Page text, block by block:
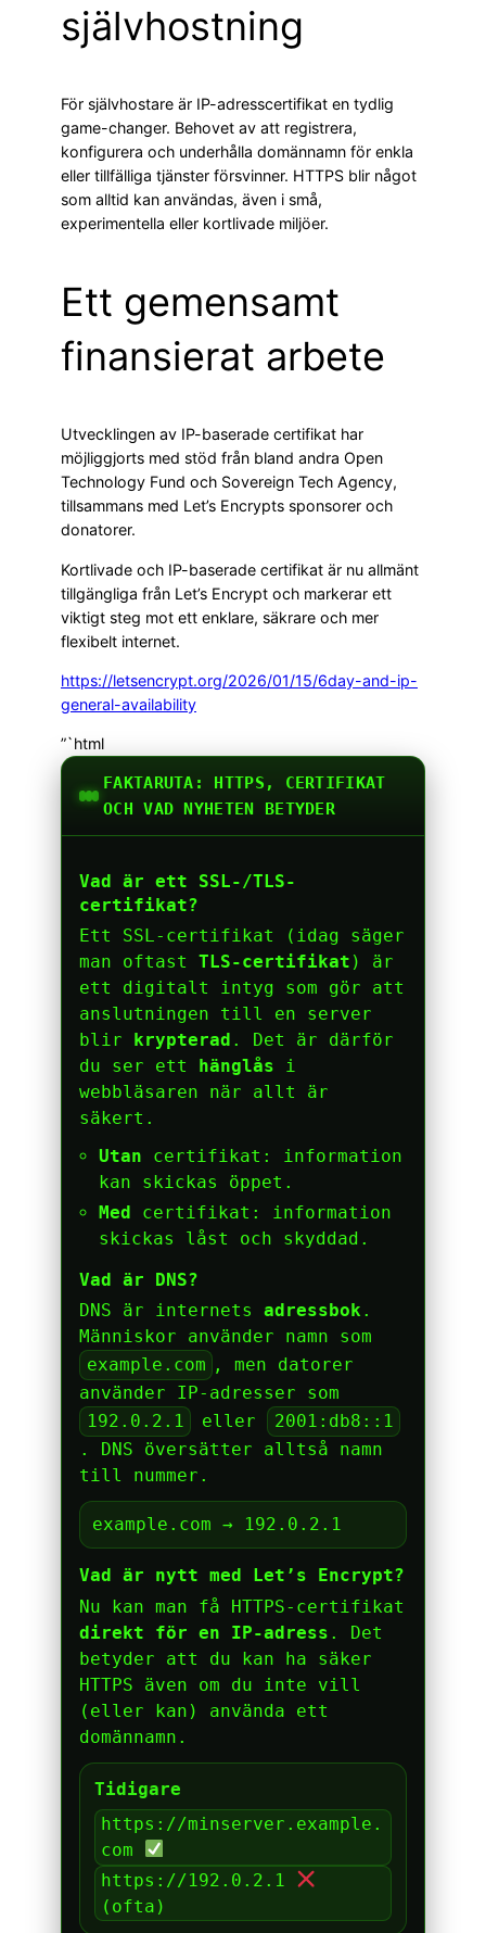
självhostning
För självhostare är IP-adresscertifikat en tydlig
game-changer. Behovet av att registrera,
konfigurera och underhålla domännamn för enkla
eller tillfälliga tjänster försvinner. HTTPS blir något
som alltid kan användas, även i små,
experimentella eller kortlivade miljöer.
Ett gemensamt
finansierat arbete
Utvecklingen av IP-baserade certifikat har
möjliggjorts med stöd från bland andra Open
Technology Fund och Sovereign Tech Agency,
tillsammans med Let’s Encrypts sponsorer och
donatorer.
Kortlivade och IP-baserade certifikat är nu allmänt
tillgängliga från Let’s Encrypt och markerar ett
viktigt steg mot ett enklare, säkrare och mer
flexibelt internet.
https://letsencrypt.org/2026/01/15/6day-and-ip-
general-availability
”`html
FAKTARUTA: HTTPS, CERTIFIKAT
OCH VAD NYHETEN BETYDER
Vad är ett SSL-/TLS-
certifikat?
Ett SSL-certifikat (idag säger
man oftast TLS-certifikat ) är
ett digitalt intyg som gör att
anslutningen till en server
blir krypterad . Det är därför
du ser ett hänglås i
webbläsaren när allt är
säkert.
Utan certifikat: information
kan skickas öppet.
Med
certifikat: information
skickas låst och skyddad.
Vad är DNS?
DNS är internets adressbok.
Människor använder namn som
example.com , men datorer
använder IP-adresser som
192.0.2.1
eller
2001:db8::1
. DNS översätter alltså namn
till nummer.
example.com → 192.0.2.1
Vad är nytt med Let’s Encrypt?
Nu kan man få HTTPS-certifikat
direkt för en IP-adress . Det
betyder att du kan ha säker
HTTPS även om du inte vill
(eller kan) använda ett
domännamn.
Tidigare
https://minserver.example.
com
https://192.0.2.1
(ofta)